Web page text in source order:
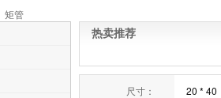
矩管
热卖推荐
尺寸： 20 * 40